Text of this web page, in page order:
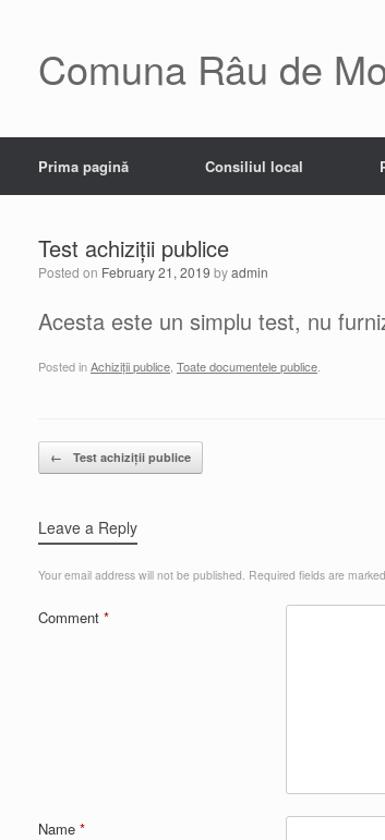
Comuna Râu de
Prima pagină Consiliul local
Test achiziții publice
Posted on February 21, 2019 byadmin
Acesta este un simplu test, nu
Posted inAchiziții publice Toate documentele publice
Post navigation
← Test achiziții publice
Leave a Reply
Your email address will not be published. Required fields are marked
Comment *
Name *